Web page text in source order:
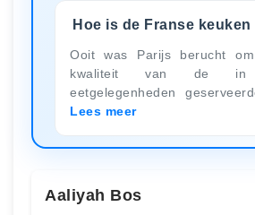
Hoe is de Franse
Ooit was Parijs berucht
kwaliteit van de in
eetgelegenheden
Lees meer
Aaliyah Bos